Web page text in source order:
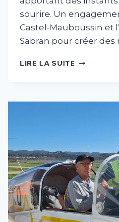
sourire. Un
Castel-Mauboussin et
Sabran pour créer
LIRE LA SUITE HANDIVOL
20